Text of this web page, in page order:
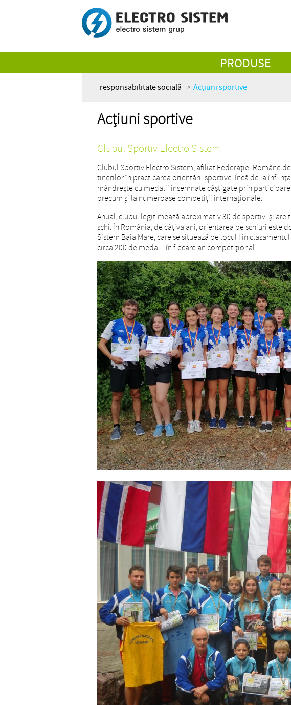
PRODUSE
responsabilitate socială > Acțiuni sportive
Acțiuni sportive
Clubul Sportiv Electro Sistem
Clubul Sportiv Electro Sistem, afiliat Federației Române
tinerilor în practicarea orientării sportive. Încă de la
mândrește cu medalii însemnate câștigate prin
precum și la numeroase competiții internaționale.
Anual, clubul legitimează aproximativ 30 de sportivi și
schi. În România, de câțiva ani, orientarea pe schiuri este
Sistem Baia Mare, care se situează pe locul I în
circa 200 de medalii în fiecare an competițional.